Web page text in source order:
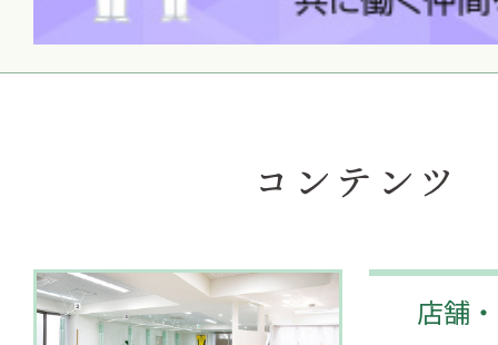
コンテンツ
店舗